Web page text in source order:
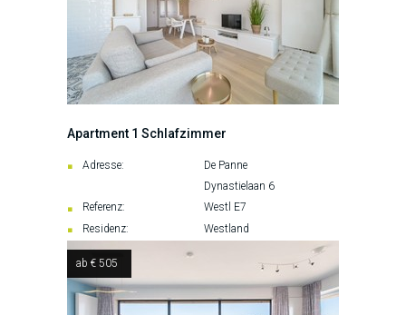
Apartment 1 Schlafzimmer
Adresse:
De Panne
Dynastielaan 6
Referenz:
Westl E7
Residenz:
Westland
ab € 505